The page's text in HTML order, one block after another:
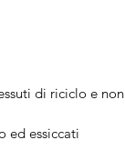
di riciclo e non
ed essiccati